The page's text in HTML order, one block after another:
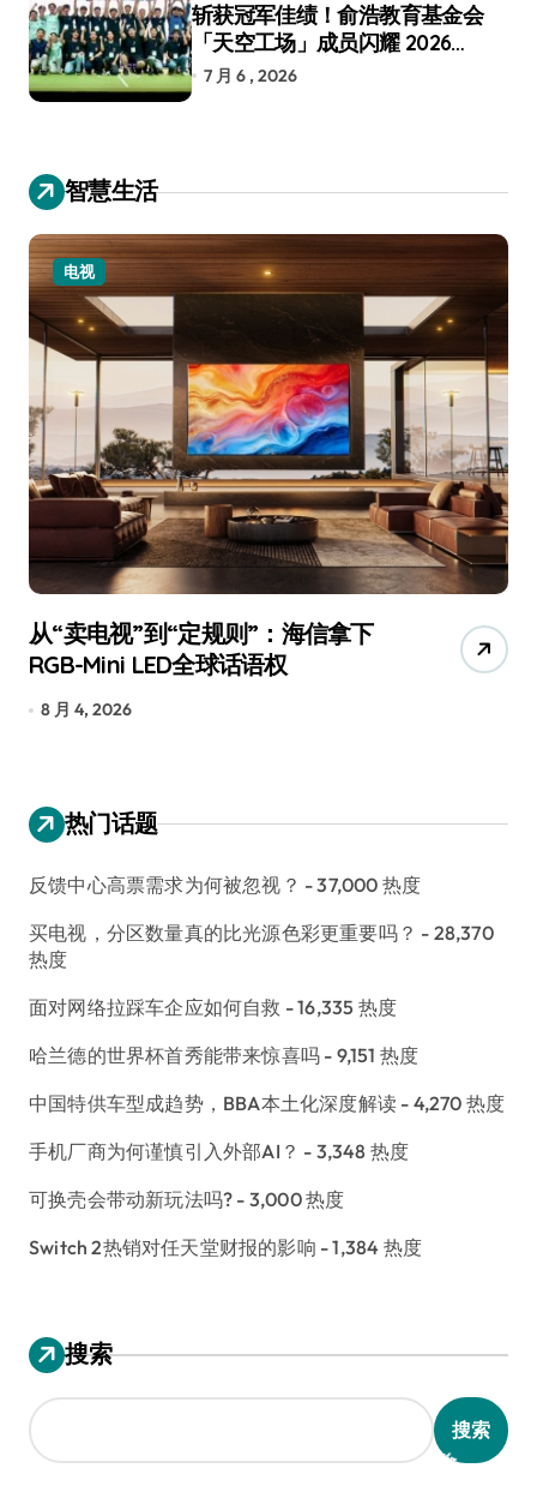
斩获冠军佳绩！俞浩教育基金会
「天空工场」成员闪耀 2026
RoboCup 机器人世界杯
7 月 6 , 2026
智慧生活
小家电
追觅、石头科技注意：你们的扫地机
已被美国认定为“战略武器”
7 月 30, 2026
热门话题
反馈中心高票需求为何被忽视？ - 37,000 热度
买电视，分区数量真的比光源色彩更重要吗？ - 28,370
热度
面对网络拉踩车企应如何自救 - 16,335 热度
哈兰德的世界杯首秀能带来惊喜吗 - 9,151 热度
中国特供车型成趋势，BBA本土化深度解读 - 4,270 热度
手机厂商为何谨慎引入外部AI？ - 3,348 热度
可换壳会带动新玩法吗? - 3,000 热度
Switch 2热销对任天堂财报的影响 - 1,384 热度
搜索
搜索